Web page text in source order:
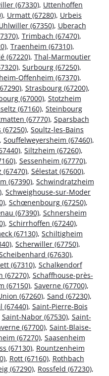
(67330), Uttenhoffen
, Urmatt (67280), Urbeis
(67350), Uberach
, Trimbach (67470),
, Traenheim (67310),
(67220), Thal-Marmoutier
, Surbourg (67250),
Offenheim (67370),
, Strasbourg (67200),
(67000), Stotzheim
(67160), Steinbourg
(67770), Sparsbach
(67250), Soultz-les-Bains
, Souffelweyersheim (67460),
, Siltzheim (67260),
, Sessenheim (67770),
(67470), Sélestat (67600),
(67390), Schwindratzheim
, Schweighouse-sur-Moder
, Schœnenbourg (67250),
(67390), Schnersheim
, Schirrhoffen (67240),
(67130), Schiltigheim
, Scherwiller (67750),
(67630),
(67310), Schalkendorf
(67270), Schaffhouse-près-
(67150), Saverne (67700),
(67260), Sand (67230),
(67440), Saint-Pierre-Bois
Saint-Nabor (67530), Saint-
(67700), Saint-Blaise-
(67270), Saasenheim
(67130), Rountzenheim
, Rott (67160), Rothbach
(67290), Rossfeld (67230),